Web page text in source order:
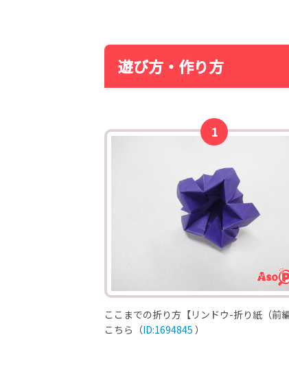
遊び方・作り方
ここまでの折り方【リンドウ-折り紙（前
こちら（ID:1694845 ）